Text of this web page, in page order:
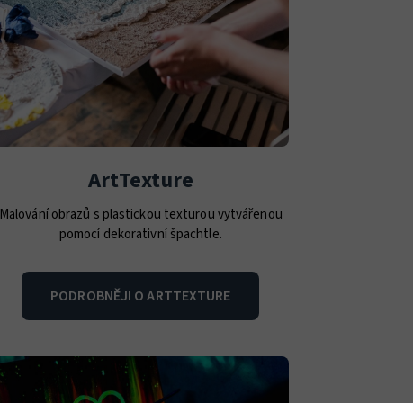
ArtTexture
Malování obrazů s plastickou texturou vytvářenou
pomocí dekorativní špachtle.
PODROBNĚJI O ARTTEXTURE